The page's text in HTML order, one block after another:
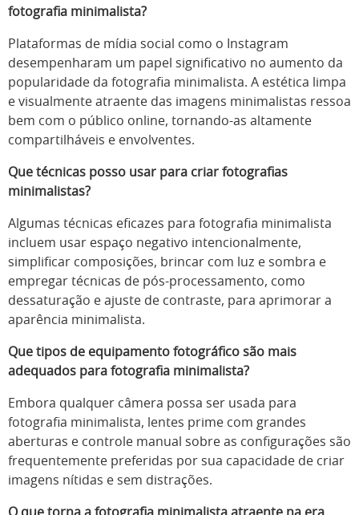
fotografia minimalista?
Plataformas de mídia social como o Instagram
desempenharam um papel significativo no aumento da
popularidade da fotografia minimalista. A estética limpa
e visualmente atraente das imagens minimalistas ressoa
bem com o público online, tornando-as altamente
compartilháveis e envolventes.
Que técnicas posso usar para criar fotografias
minimalistas?
Algumas técnicas eficazes para fotografia minimalista
incluem usar espaço negativo intencionalmente,
simplificar composições, brincar com luz e sombra e
empregar técnicas de pós-processamento, como
dessaturação e ajuste de contraste, para aprimorar a
aparência minimalista.
Que tipos de equipamento fotográfico são mais
adequados para fotografia minimalista?
Embora qualquer câmera possa ser usada para
fotografia minimalista, lentes prime com grandes
aberturas e controle manual sobre as configurações são
frequentemente preferidas por sua capacidade de criar
imagens nítidas e sem distrações.
O que torna a fotografia minimalista atraente na era